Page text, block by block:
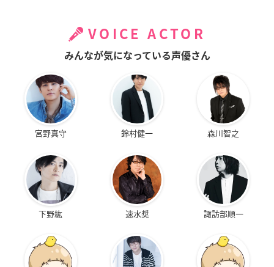
VOICE ACTOR
みんなが気になっている声優さん
宮野真守 鈴村健一 森川智之
下野紘 速水奨 諏訪部順一